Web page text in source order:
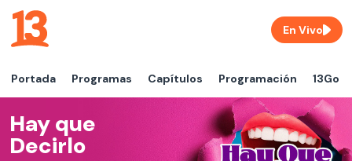
Portada Programas Capítulos Programación 13Go
En Vivo
Hay que
Decirlo